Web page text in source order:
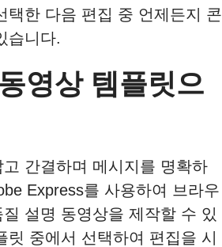
택한 다음 편집 중 언제든지 콘
습니다.
영상 템플릿으
간결하며 메시지를 명확하
Express를 사용하여 브라우
설명 동영상을 제작할 수 있
릿 중에서 선택하여 편집을 시